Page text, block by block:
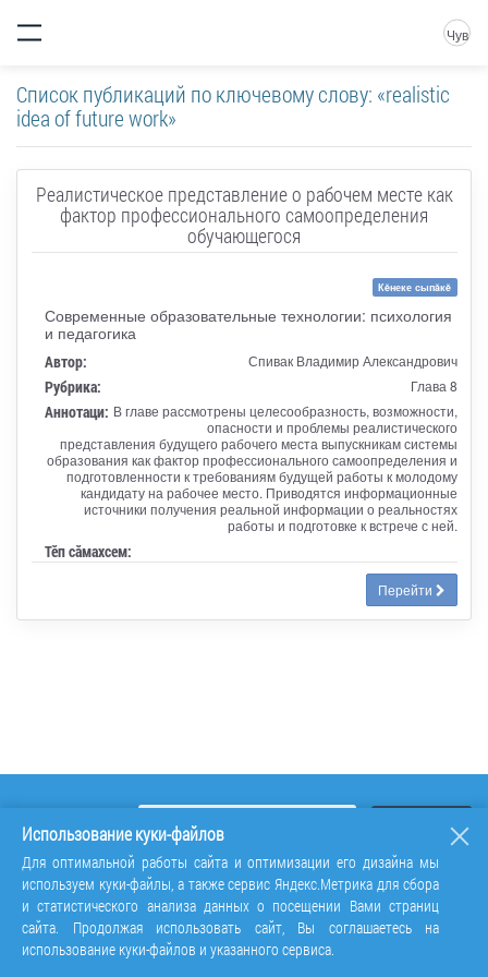
Чув
Список публикаций по ключевому слову: «realistic
idea of future work»
Реалистическое представление о рабочем месте как
фактор профессионального самоопределения
обучающегося
Кĕнеке сыпăкĕ
Современные образовательные технологии: психология
и педагогика
Автор: Спивак Владимир Александрович
Рубрика: Глава 8
Аннотаци: В главе рассмотрены целесообразность, возможности,
опасности и проблемы реалистического
представления будущего рабочего места выпускникам системы
образования как фактор профессионального самоопределения и
подготовленности к требованиям будущей работы к молодому
кандидату на рабочее место. Приводятся информационные
источники получения реальной информации о реальностях
работы и подготовке к встрече с ней.
Тӗп сӑмахсем:
Перейти
Использование куки-файлов
Для оптимальной работы сайта и оптимизации его дизайна мы
используем куки-файлы, а также сервис Яндекс.Метрика для сбора
и статистического анализа данных о посещении Вами страниц
сайта. Продолжая использовать сайт, Вы соглашаетесь на
использование куки-файлов и указанного сервиса.